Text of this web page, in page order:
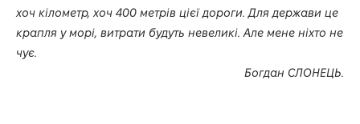
хоч кілометр, хоч 400 метрів цієї дороги. Для держави це
крапля у морі, витрати будуть невеликі. Але мене ніхто не
чує.
Богдан СЛОНЕЦЬ.